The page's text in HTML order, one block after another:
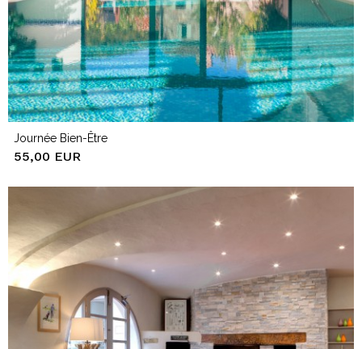
Journée Bien-Être
55,00 EUR